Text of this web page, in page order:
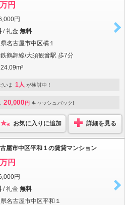
円
円
/ 礼金 無料
名古屋市中区橘１
鶴舞線/大須観音駅 歩7分
いま 1人 が検討中！
20,000 円 キャッシュバック!
お気に入りに追加 詳細を見る
屋市中区平和１の賃貸マンション
円
円
/ 礼金 無料
名古屋市中区平和１